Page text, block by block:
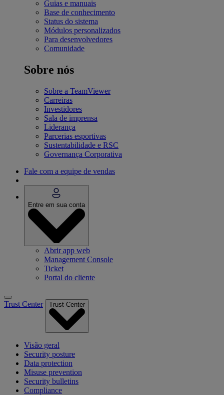
Guias e manuais
Base de conhecimento
Status do sistema
Módulos personalizados
Para desenvolvedores
Comunidade
Sobre nós
Sobre a TeamViewer
Carreiras
Investidores
Sala de imprensa
Liderança
Parcerias esportivas
Sustentabilidade e RSC
Governança Corporativa
Fale com a equipe de vendas
Entre em sua conta
Abrir app web
Management Console
Ticket
Portal do cliente
Trust Center Trust Center
Visão geral
Security posture
Data protection
Misuse prevention
Security bulletins
Compliance